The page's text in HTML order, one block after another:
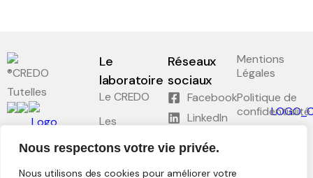
Nous respectons votre vie privée.
Nous utilisons des cookies pour améliorer votre
Tutelles
Le
laboratoire
Le CREDO
Les
Réseaux
sociaux
Facebook
LinkedIn
Mentions
Légales
Politique de
confidentialité